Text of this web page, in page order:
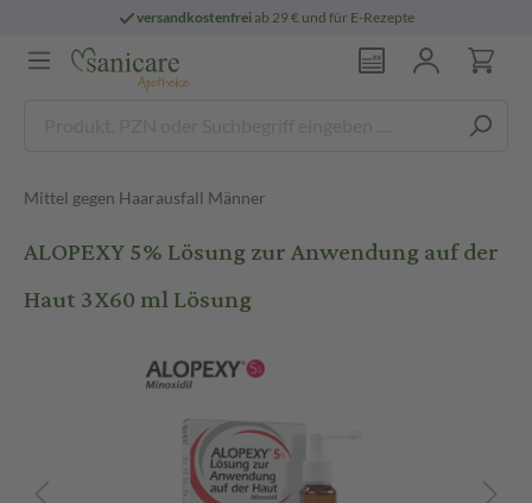
versandkostenfreiab 29 € und für E-Rezepte
Mittel gegen Haarausfall Männer
ALOPEXY 5% Lösung zur Anwendung auf der
Haut 3X60 ml Lösung